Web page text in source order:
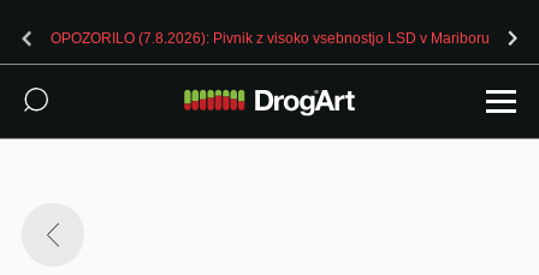
OPOZORILO (7.8.2026): Pivnik z visoko vsebnostjo LSD v Mariboru